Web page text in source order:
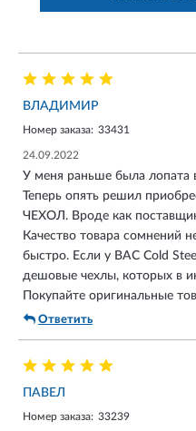
ВЛАДИМИР
Номер заказа: 33431
24.09.2022
У меня раньше была лопата
Теперь опять решил
ЧЕХОЛ. Вроде как поставщик
Качество товара сомнений
быстро. Если у ВАС Cold
дешовые чехлы, которых в
Покупайте оригинальные
Ответить
ПАВЕЛ
Номер заказа: 33239